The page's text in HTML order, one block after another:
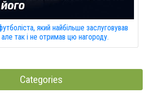
який найбільше заслуговував
так і не отримав цю нагороду.
Categories